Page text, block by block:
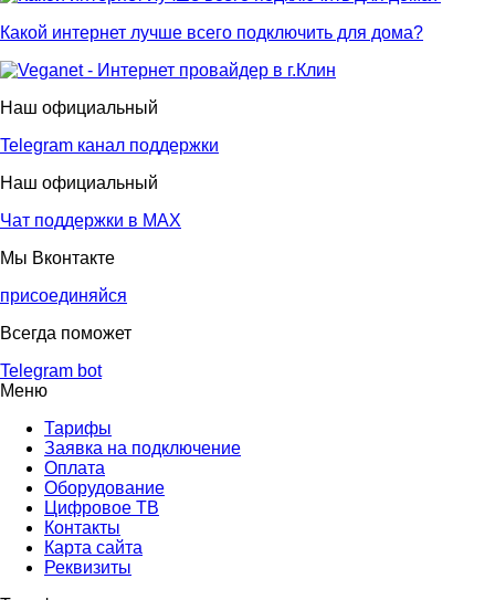
Какой интернет лучше всего подключить для дома?
Наш официальный
Telegram канал поддержки
Наш официальный
Чат поддержки в МАХ
Мы Вконтакте
присоединяйся
Всегда поможет
Telegram bot
Меню
Тарифы
Заявка на подключение
Оплата
Оборудование
Цифровое ТВ
Контакты
Карта сайта
Реквизиты